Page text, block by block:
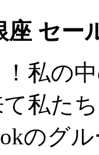
座 セ
私の
私た
のグ